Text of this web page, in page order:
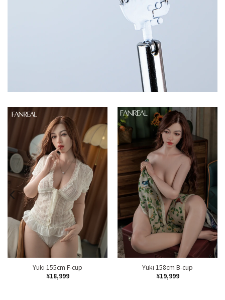
Yuki 155cm F-cup
¥18,999
Yuki 158cm B-cup
¥19,999